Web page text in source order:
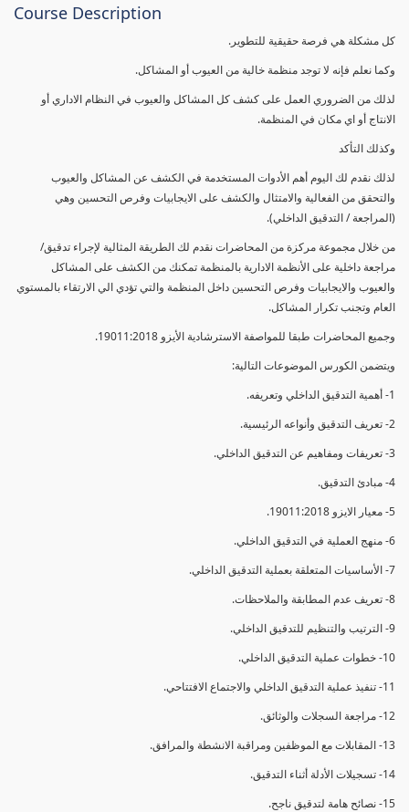
Course Description
كل مشكلة هي فرصة حقيقية للتطوير.
وكما نعلم فإنه لا توجد منظمة خالية من العيوب أو المشاكل.
لذلك من الضروري العمل على كشف كل المشاكل والعيوب في النظام الاداري أو
الانتاج أو اي مكان في المنظمة.
وكذلك التأكد
لذلك نقدم لك اليوم أهم الأدوات المستخدمة في الكشف عن المشاكل والعيوب
والتحقق من الفعالية والامتثال والكشف على الايجابيات وفرص التحسين وهي
(المراجعة / التدقيق الداخلي).
من خلال مجموعة مركزة من المحاضرات نقدم لك الطريقة المثالية لإجراء تدقيق/
مراجعة داخلية على الأنظمة الادارية بالمنظمة تمكنك من الكشف على المشاكل
والعيوب والايجابيات وفرص التحسين داخل المنظمة والتي تؤدي الي الارتقاء بالمستوي
العام وتجنب تكرار المشاكل.
وجميع المحاضرات طبقا للمواصفة الاسترشادية الأيزو 19011:2018.
ويتضمن الكورس الموضوعات التالية:
1- أهمية التدقيق الداخلي وتعريفه.
2- تعريف التدقيق وأنواعه الرئيسية.
3- تعريفات ومفاهيم عن التدقيق الداخلي.
4- مبادئ التدقيق.
5- معيار الايزو 19011:2018.
6- منهج العملية في التدقيق الداخلي.
7- الأساسيات المتعلقة بعملية التدقيق الداخلي.
8- تعريف عدم المطابقة والملاحظات.
9- الترتيب والتنظيم للتدقيق الداخلي.
10- خطوات عملية التدقيق الداخلي.
11- تنفيذ عملية التدقيق الداخلي والاجتماع الافتتاحي.
12- مراجعة السجلات والوثائق.
13- المقابلات مع الموظفين ومراقبة الانشطة والمرافق.
14- تسجيلات الأدلة أثناء التدقيق.
15- نصائح هامة لتدقيق ناجح.